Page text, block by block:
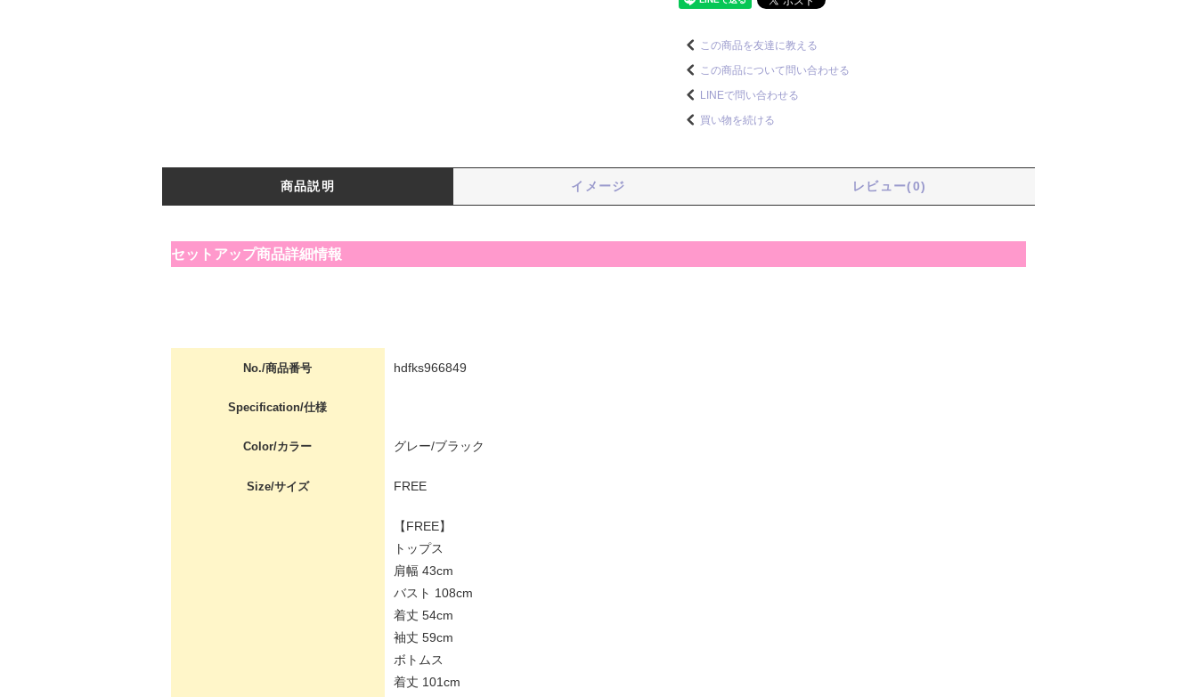
この商品を友達に教える
この商品について問い合わせる
LINEで問い合わせる
買い物を続ける
商品説明 イメージ レビュー(0)
セットアップ商品詳細情報
No./商品番号 hdfks966849
Specification/仕様
Color/カラー グレー/ブラック
Size/サイズ FREE
【FREE】
トップス
肩幅 43cm
バスト 108cm
着丈 54cm
袖丈 59cm
ボトムス
着丈 101cm